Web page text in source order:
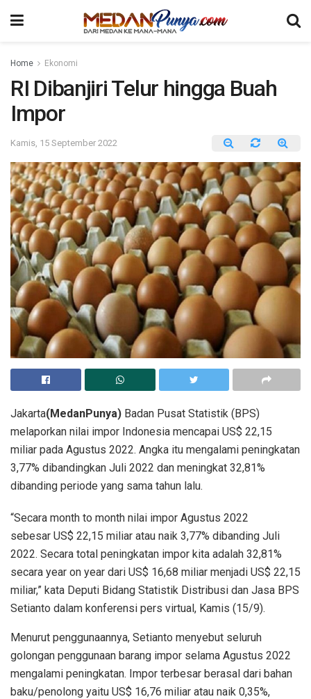
Home Ekonomi
RI Dibanjiri Telur hingga Buah
Impor
Kamis, 15 September 2022
Jakarta(MedanPunya) Badan Pusat Statistik (BPS)
melaporkan nilai impor Indonesia mencapai US$ 22,15
miliar pada Agustus 2022. Angka itu mengalami peningkatan
3,77% dibandingkan Juli 2022 dan meningkat 32,81%
dibanding periode yang sama tahun lalu.
“Secara month to month nilai impor Agustus 2022
sebesar US$ 22,15 miliar atau naik 3,77% dibanding Juli
2022. Secara total peningkatan impor kita adalah 32,81%
secara year on year dari US$ 16,68 miliar menjadi US$ 22,15
miliar,” kata Deputi Bidang Statistik Distribusi dan Jasa BPS
Setianto dalam konferensi pers virtual, Kamis (15/9).
Menurut penggunaannya, Setianto menyebut seluruh
golongan penggunaan barang impor selama Agustus 2022
mengalami peningkatan. Impor terbesar berasal dari bahan
baku/penolong yaitu US$ 16,76 miliar atau naik 0,35%,